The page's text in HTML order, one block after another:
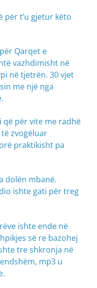
për t’u gjetur këto
Qarqet e
vazhdimisht në
në tjetrën. 30 vjet
me një nga
që për vite me radhë
zvogëluar
praktikisht pa
dolën mbanë.
ishte gati për treg
ishte ende në
së re bazohej
tre shkronja në
mp3 u